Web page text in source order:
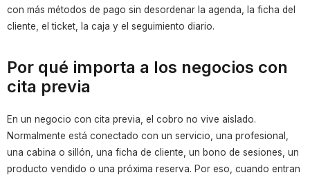
con más métodos de pago sin desordenar la agenda, la ficha del
cliente, el ticket, la caja y el seguimiento diario.
Por qué importa a los negocios con
cita previa
En un negocio con cita previa, el cobro no vive aislado.
Normalmente está conectado con un servicio, una profesional,
una cabina o sillón, una ficha de cliente, un bono de sesiones, un
producto vendido o una próxima reserva. Por eso, cuando entran